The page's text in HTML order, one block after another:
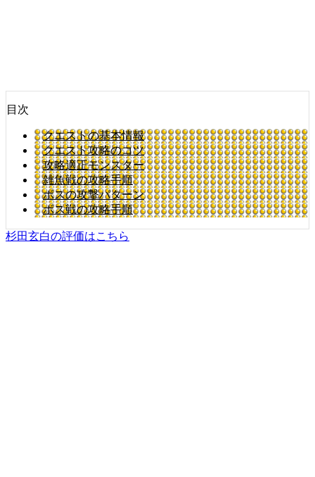
目次
クエストの基本情報
クエスト攻略のコツ
攻略適正モンスター
雑魚戦の攻略手順
ボスの攻撃パターン
ボス戦の攻略手順
杉田玄白の評価はこちら